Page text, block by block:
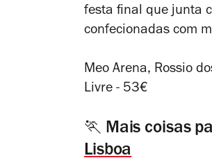
festa final que junta
confecionadas com
Meo Arena, Rossio
Livre - 53€
🏃 Mais coisas
Lisboa